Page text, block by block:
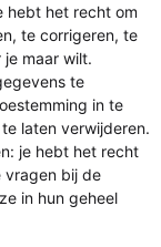
hebt het recht om
te corrigeren, te
maar wilt.
te
in te
laten verwijderen.
je hebt het recht
vragen bij de
in hun geheel